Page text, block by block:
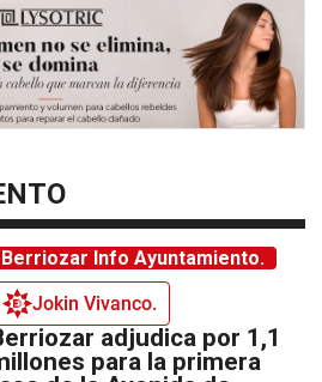
Berriozar Info Ayuntamiento.
Jokin Vivanco.
adjudica por 1,1
para la primera